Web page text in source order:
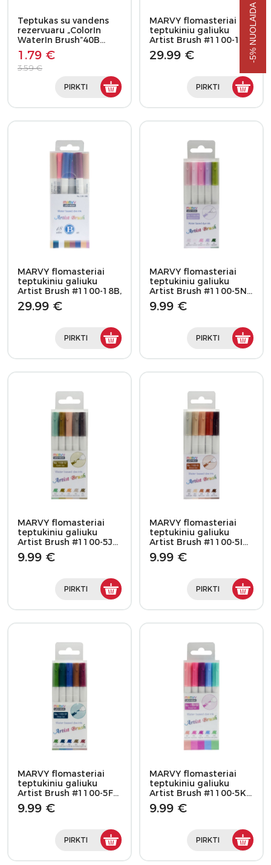
Teptukas su vandens
rezervuaru „ColorIn
WaterIn Brush”40B…
1.79 €
3.59 €
PIRKTI
MARVY flomasteriai
teptukiniu galiuku
Artist Brush #1100-18C,
…
29.99 €
PIRKTI
MARVY flomasteriai
teptukiniu galiuku
Artist Brush #1100-18B,
…
29.99 €
PIRKTI
MARVY flomasteriai
teptukiniu galiuku
Artist Brush #1100-5N…
9.99 €
PIRKTI
MARVY flomasteriai
teptukiniu galiuku
Artist Brush #1100-5J…
9.99 €
PIRKTI
MARVY flomasteriai
teptukiniu galiuku
Artist Brush #1100-5I…
9.99 €
PIRKTI
MARVY flomasteriai
teptukiniu galiuku
Artist Brush #1100-5F…
9.99 €
PIRKTI
MARVY flomasteriai
teptukiniu galiuku
Artist Brush #1100-5K…
9.99 €
PIRKTI